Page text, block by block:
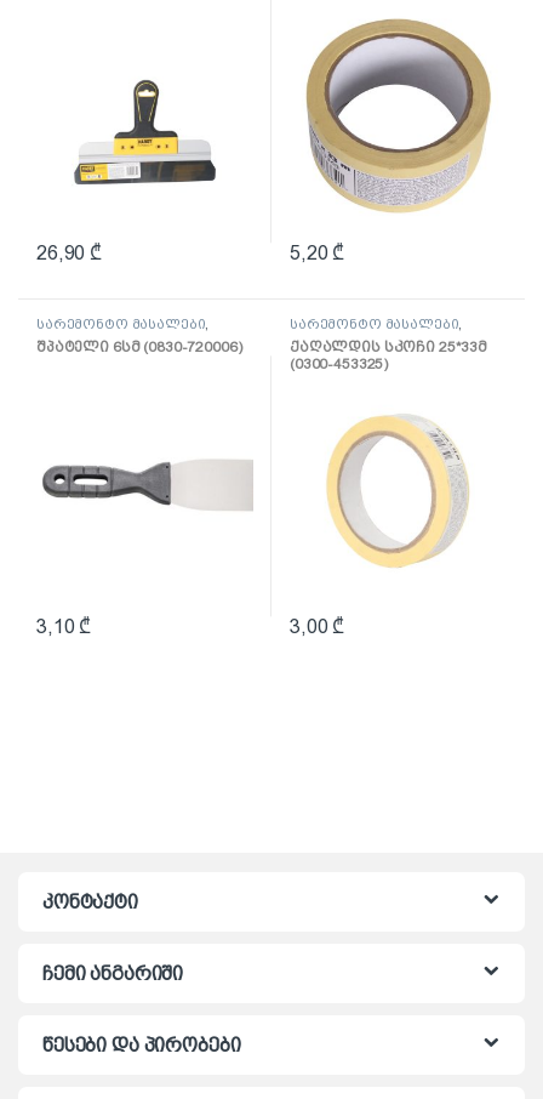
26,90 ₾ 5,20 ₾
სარემონტო მასალები
შპატელი, საპრიალებელი,
ქაფჩა
შპატელი 6სმ (0830-720006)
3,10 ₾
სარემონტო მასალები
ლენტი
ქაღალდის სკოჩი 25*33მ
(0300-453325)
3,00 ₾
კონტაქტი
ჩემი ანგარიში
წესები და პირობები